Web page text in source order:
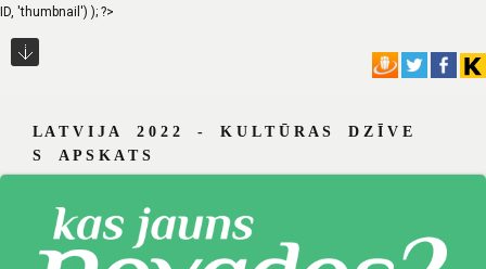
ID, 'thumbnail') ); ?>
L A T V I J A 2 0 2 2 - K U L T Ū R A S D Z Ī V E
S A P S K A T S